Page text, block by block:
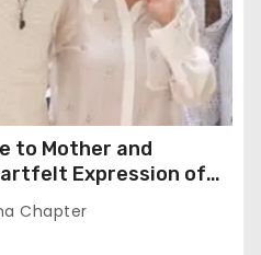
to Mother and
Expression of
Chapter